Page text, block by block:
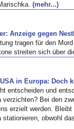
(mehr...)
Anzeige gegen
tragen für den
streiten sich über
in Europa: Doch
entscheiden und
verzichten? Bei den
erzielt werden.
stationieren, obwohl